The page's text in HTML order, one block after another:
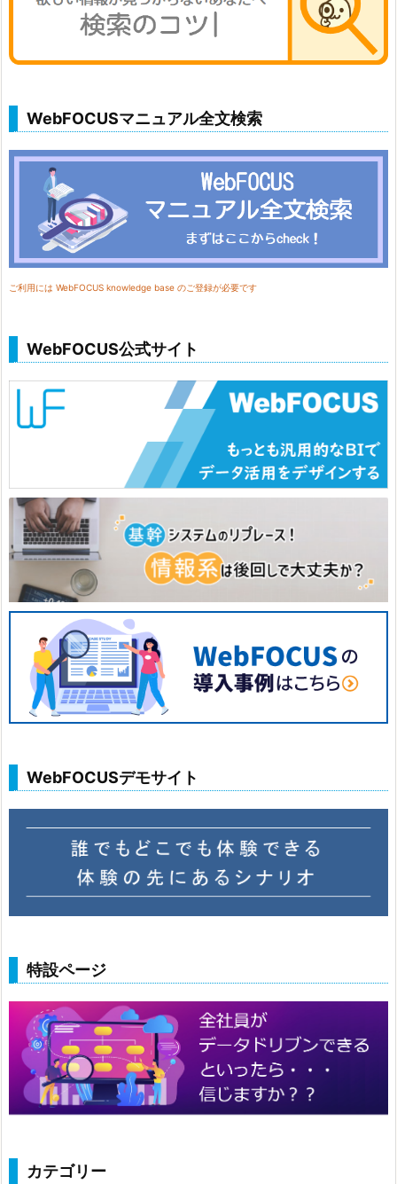
WebFOCUSマニュアル全文検索
ご利用には WebFOCUS knowledge base のご登録が必要です
WebFOCUS公式サイト
WebFOCUSデモサイト
特設ページ
カテゴリー